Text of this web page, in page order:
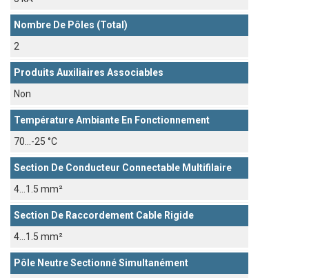
Nombre De Pôles (total)
2
Produits Auxiliaires Associables
Non
Température Ambiante En Fonctionnement
70...-25 °C
Section De Conducteur Connectable Multifilaire
4...1.5 mm²
Section De Raccordement Cable Rigide
4...1.5 mm²
Pôle Neutre Sectionné Simultanément